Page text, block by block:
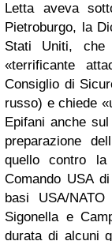
Letta aveva
Pietroburgo, la
Stati Uniti, che
«terrificante
Consiglio di
russo) e chiede
Epifani anche
preparazione
quello contro
Comando USA di
basi USA/
Sigonella e
durata di alcuni